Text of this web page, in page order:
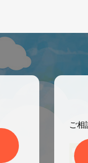
ご相